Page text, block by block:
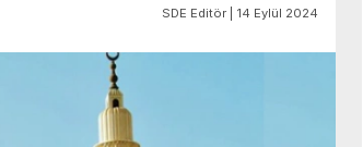
SDE Editör | 14 Eylül 2024